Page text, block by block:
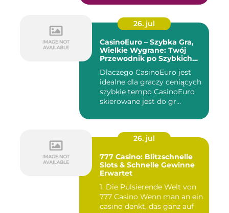
26. jul
CasinoEuro – Szybka Gra,
Wielkie Wygrane: Twój
Przewodnik po Szybkich
Dlaczego CasinoEuro jest
idealne dla graczy ceniących
szybkie tempo CasinoEuro
skierowane jest do gr...
26. jul
777 Casino: Blitzschnelle
Slots & Schnelle Gewinne
Erwartet
1. Die Pulsierende Welt von
777 Casino Wenn man an ein
casino denkt, das ganz auf